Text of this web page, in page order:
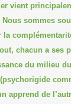
vient
sommes
la
chacun a ses
du milieu
apprend de